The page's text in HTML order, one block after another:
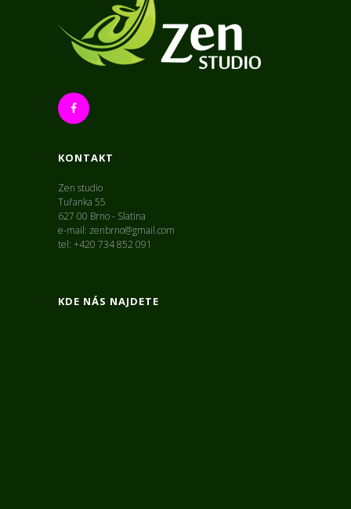
KONTAKT
Zen studio
Tuřanka 55
627 00 Brno - Slatina
e-mail: zenbrno@gmail.com
tel: +420 734 852 091
KDE NÁS NAJDETE